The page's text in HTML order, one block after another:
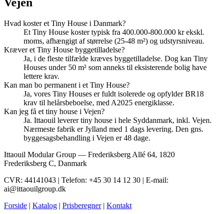
Vejen
Hvad koster et Tiny House i Danmark?
Et Tiny House koster typisk fra 400.000-800.000 kr ekskl.
moms, afhængigt af størrelse (25-48 m²) og udstyrsniveau.
Kræver et Tiny House byggetilladelse?
Ja, i de fleste tilfælde kræves byggetilladelse. Dog kan Tiny
Houses under 50 m² som anneks til eksisterende bolig have
lettere krav.
Kan man bo permanent i et Tiny House?
Ja, vores Tiny Houses er fuldt isolerede og opfylder BR18
krav til helårsbeboelse, med A2025 energiklasse.
Kan jeg få et tiny house i Vejen?
Ja. Ittaouil leverer tiny house i hele Syddanmark, inkl. Vejen.
Nærmeste fabrik er Jylland med 1 dags levering. Den gns.
byggesagsbehandling i Vejen er 48 dage.
Ittaouil Modular Group — Frederiksberg Allé 64, 1820
Frederiksberg C, Danmark
CVR: 44141043 | Telefon: +45 30 14 12 30 | E-mail:
ai@ittaouilgroup.dk
Forside | Katalog | Prisberegner| Kontakt